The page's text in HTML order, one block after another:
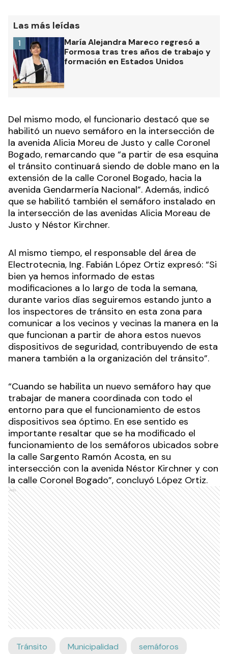
Las más leídas
María Alejandra Mareco regresó a
Formosa tras tres años de trabajo y
formación en Estados Unidos
1
Del mismo modo, el funcionario destacó que se
habilitó un nuevo semáforo en la intersección de
la avenida Alicia Moreu de Justo y calle Coronel
Bogado, remarcando que “a partir de esa esquina
el tránsito continuará siendo de doble mano en la
extensión de la calle Coronel Bogado, hacia la
avenida Gendarmería Nacional”. Además, indicó
que se habilitó también el semáforo instalado en
la intersección de las avenidas Alicia Moreau de
Justo y Néstor Kirchner.
Al mismo tiempo, el responsable del área de
Electrotecnia, Ing. Fabián López Ortiz expresó: “Si
bien ya hemos informado de estas
modificaciones a lo largo de toda la semana,
durante varios días seguiremos estando junto a
los inspectores de tránsito en esta zona para
comunicar a los vecinos y vecinas la manera en la
que funcionan a partir de ahora estos nuevos
dispositivos de seguridad, contribuyendo de esta
manera también a la organización del tránsito”.
“Cuando se habilita un nuevo semáforo hay que
trabajar de manera coordinada con todo el
entorno para que el funcionamiento de estos
dispositivos sea óptimo. En ese sentido es
importante resaltar que se ha modificado el
funcionamiento de los semáforos ubicados sobre
la calle Sargento Ramón Acosta, en su
intersección con la avenida Néstor Kirchner y con
la calle Coronel Bogado”, concluyó López Ortiz.
Ads
Tránsito Municipalidad semáforos